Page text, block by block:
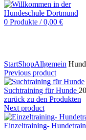
0 Produkte / 0,00 €
StartShopAllgemein
Previous product
Suchtraining für Hunde
zurück zu den Produkten
Next product
Einzeltraining-